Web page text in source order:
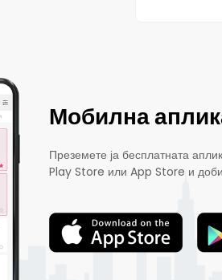
Мобилна
Преземете ја бесплатната
Play Store или App Store и